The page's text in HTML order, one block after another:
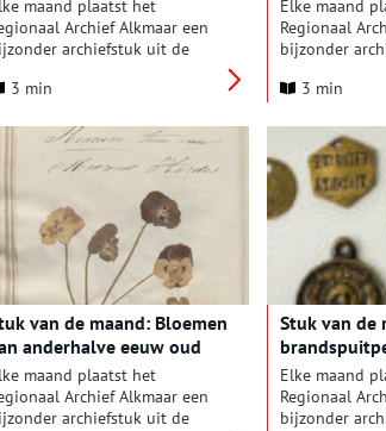
maand plaatst het
Archief Alkmaar een
archiefstuk uit de
keer: frauduleuze
van grondbezit in het
verzonnen land Poyais.
3 min
Elke maand
Regionaal
bijzonder
Deze keer:
rond 1900.
3 min
van de maand: Bloemen
anderhalve eeuw oud
maand plaatst het
Archief Alkmaar een
archiefstuk uit de
Stuk van de
Elke maand
Regionaal
bijzonder